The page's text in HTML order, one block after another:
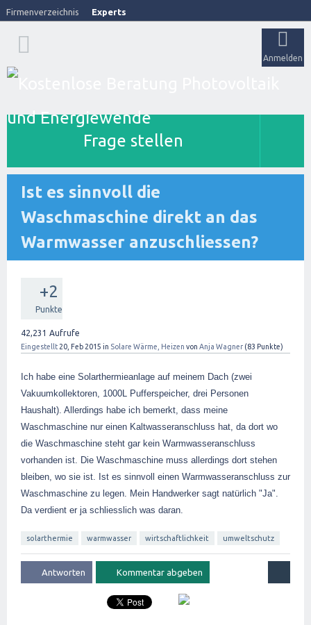
Firmenverzeichnis Experts
Anmelden
Frage stellen
Ist es sinnvoll die
Waschmaschine direkt an das
Warmwasser anzuschliessen?
+2
Punkte
42,231 Aufrufe
Eingestellt 20, Feb 2015 in Solare Wärme, Heizen von Anja Wagner (83 Punkte)
Ich habe eine Solarthermieanlage auf meinem Dach (zwei
Vakuumkollektoren, 1000L Pufferspeicher, drei Personen
Haushalt). Allerdings habe ich bemerkt, dass meine
Waschmaschine nur einen Kaltwasseranschluss hat, da dort wo
die Waschmaschine steht gar kein Warmwasseranschluss
vorhanden ist. Die Waschmaschine muss allerdings dort stehen
bleiben, wo sie ist. Ist es sinnvoll einen Warmwasseranschluss zur
Waschmaschine zu legen. Mein Handwerker sagt natürlich "Ja".
Da verdient er ja schliesslich was daran.
solarthermie warmwasser wirtschaftlichkeit umweltschutz